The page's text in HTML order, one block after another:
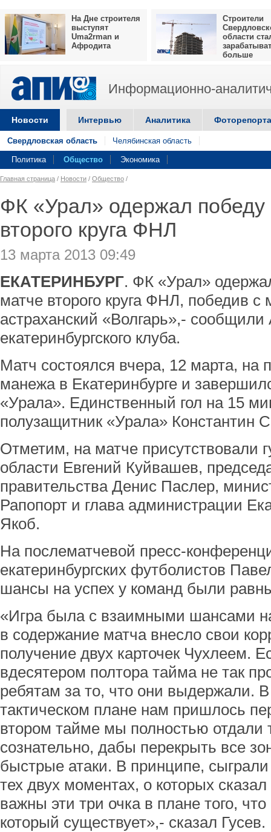
На Дне строителя
выступят
Uma2rman и
Афродита
Строители
области
больше
Информационно-
Новости Интервью Аналитика
Свердловская область Челябинская область
Политика Общество Экономика
Главная страница / Новости / Общество /
ФК «Урал» одержал победу
второго круга ФНЛ
13 марта 2013 09:49
ЕКАТЕРИНБУРГ. ФК «Урал»
матче второго круга ФНЛ, победив
астраханский «Волгарь»,-
екатеринбургского клуба.
Матч состоялся вчера, 12 марта, на
манежа в Екатеринбурге и
«Урала». Единственный гол на 15
полузащитник «Урала» Константин
Отметим, на матче присутствовали
области Евгений Куйвашев,
правительства Денис Паслер,
Рапопорт и глава администрации
Якоб.
На послематчевой пресс-
екатеринбургских футболистов
шансы на успех у команд были
«Игра была с взаимными шансами
в содержание матча внесло свои
получение двух карточек Чухлеем.
вдесятером полтора тайма не так
ребятам за то, что они выдержали.
тактическом плане нам пришлось
втором тайме мы полностью отдали
сознательно, дабы перекрыть все
быстрые атаки. В принципе,
тех двух моментах, о которых
важны эти три очка в плане того,
который существует»,- сказал Гусев.